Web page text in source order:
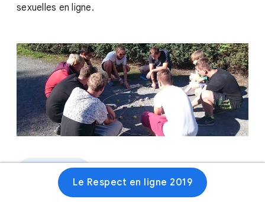
sexuelles en ligne.
Site web
Le Respect en ligne 2019